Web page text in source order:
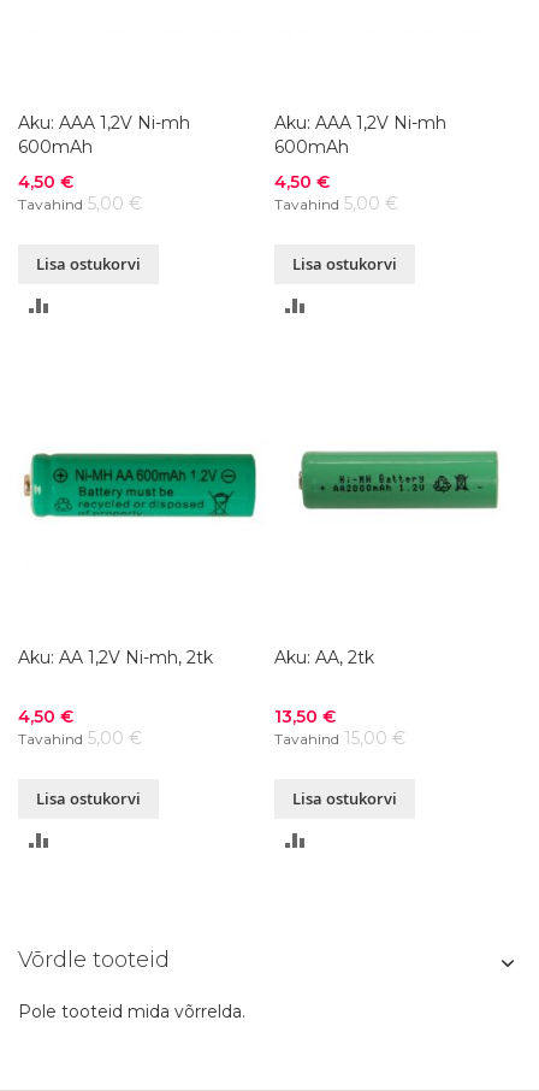
Aku: AAA 1,2V Ni-mh
600mAh
Soodushind
4,50 €
Tavahind 5,00 €
Lisa ostukorvi
Aku: AAA 1,2V Ni-mh
600mAh
Soodushind
4,50 €
Tavahind 5,00 €
Lisa ostukorvi
Aku: AA 1,2V Ni-mh, 2tk
Soodushind
4,50 €
Tavahind 5,00 €
Lisa ostukorvi
Aku: AA, 2tk
Soodushind
13,50 €
Tavahind 15,00 €
Lisa ostukorvi
Võrdle tooteid
Pole tooteid mida võrrelda.